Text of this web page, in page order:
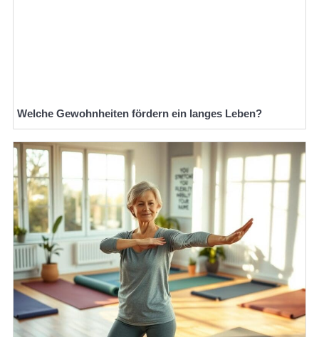
Welche Gewohnheiten fördern ein langes Leben?